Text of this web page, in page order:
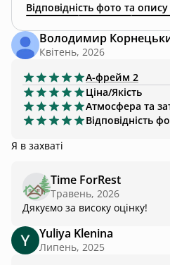
Відповідність фото та опису
Володимир
Квітень, 2026
А-фрейм 2
Ціна/Якість
Атмосфера та
Відповідність
Я в захваті
Time ForRest
Травень, 2026
Дякуємо за високу оцінку!
Yuliya Klenina
Липень, 2025